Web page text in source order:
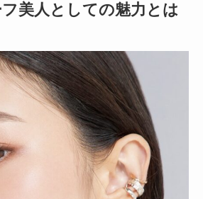
美人としての魅力とは